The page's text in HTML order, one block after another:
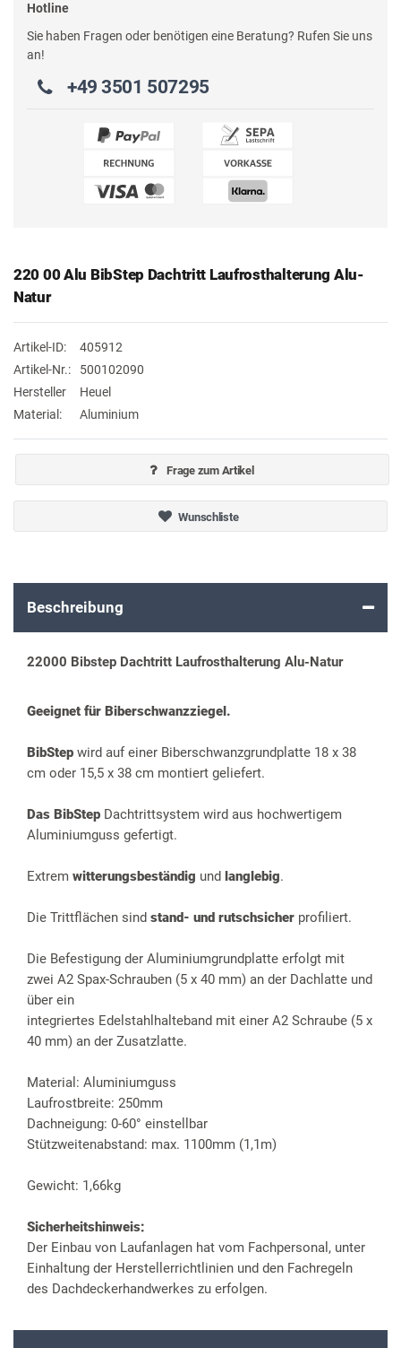
Hotline
Sie haben Fragen oder benötigen eine Beratung? Rufen Sie uns
an!
+49 3501 507295
220 00 Alu BibStep Dachtritt Laufrosthalterung Alu-
Natur
Artikel-ID:
405912
Artikel-Nr.:
500102090
Hersteller
Heuel
Material:
Aluminium
Frage zum Artikel
Wunschliste
Beschreibung
22000 Bibstep Dachtritt Laufrosthalterung Alu-Natur
Geeignet für Biberschwanzziegel.
BibStep wird auf einer Biberschwanzgrundplatte 18 x 38
cm oder 15,5 x 38 cm montiert geliefert.
Das BibStep Dachtrittsystem wird aus hochwertigem
Aluminiumguss gefertigt.
Extrem witterungsbeständig und langlebig.
Die Trittflächen sind stand- und rutschsicher profiliert.
Die Befestigung der Aluminiumgrundplatte erfolgt mit
zwei A2 Spax-Schrauben (5 x 40 mm) an der Dachlatte und
über ein
integriertes Edelstahlhalteband mit einer A2 Schraube (5 x
40 mm) an der Zusatzlatte.
Material: Aluminiumguss
Laufrostbreite: 250mm
Dachneigung: 0-60° einstellbar
Stützweitenabstand: max. 1100mm (1,1m)
Gewicht: 1,66kg
Sicherheitshinweis:
Der Einbau von Laufanlagen hat vom Fachpersonal, unter
Einhaltung der Herstellerrichtlinien und den Fachregeln
des Dachdeckerhandwerkes zu erfolgen.